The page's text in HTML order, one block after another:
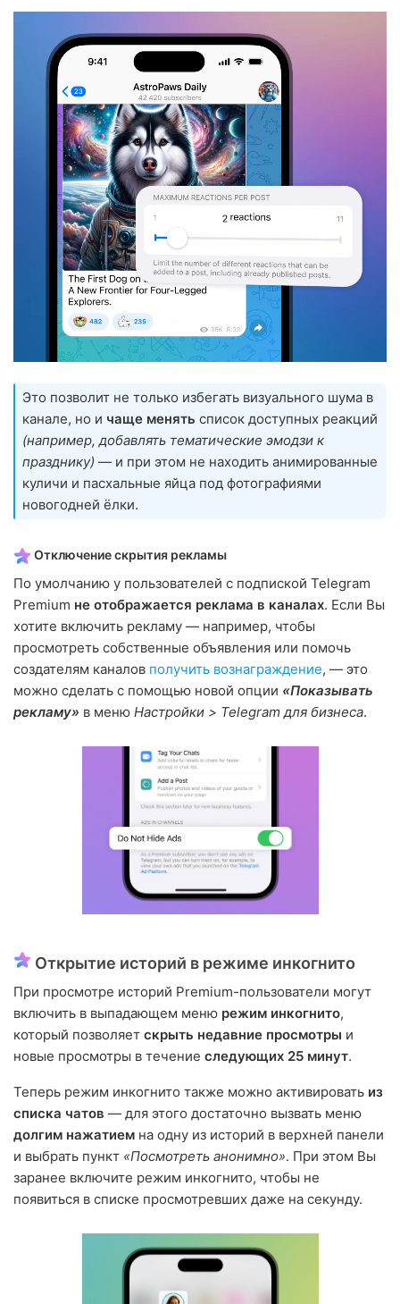
Это позволит не только избегать визуального шума в
канале, но и чаще менять список доступных реакций
(например, добавлять тематические эмодзи к
празднику) — и при этом не находить анимированные
куличи и пасхальные яйца под фотографиями
новогодней ёлки.
Отключение скрытия рекламы
По умолчанию у пользователей с подпиской Telegram
Premium не отображается реклама в каналах. Если Вы
хотите включить рекламу — например, чтобы
просмотреть собственные объявления или помочь
создателям каналов получить вознаграждение, — это
можно сделать с помощью новой опции «Показывать
рекламу» в меню Настройки > Telegram для бизнеса.
Открытие историй в режиме инкогнито
При просмотре историй Premium-пользователи могут
включить в выпадающем меню режим инкогнито,
который позволяет скрыть недавние просмотры и
новые просмотры в течение следующих 25 минут.
Теперь режим инкогнито также можно активировать из
списка чатов — для этого достаточно вызвать меню
долгим нажатием на одну из историй в верхней панели
и выбрать пункт «Посмотреть анонимно». При этом Вы
заранее включите режим инкогнито, чтобы не
появиться в списке просмотревших даже на секунду.